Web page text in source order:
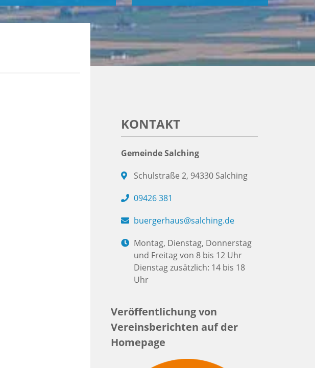
KONTAKT
Gemeinde Salching
Schulstraße 2, 94330 Salching
09426 381
buergerhaus@salching.de
Montag, Dienstag, Donnerstag
und Freitag von 8 bis 12 Uhr
Dienstag zusätzlich: 14 bis 18
Uhr
Veröffentlichung von
Vereinsberichten auf der
Homepage